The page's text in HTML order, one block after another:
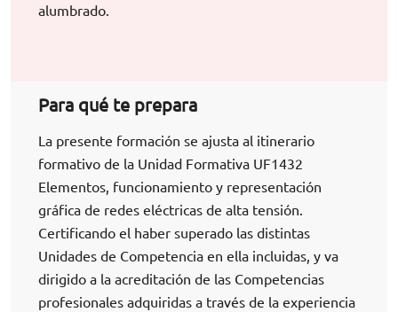
alumbrado.
Para qué te prepara
La presente formación se ajusta al itinerario
formativo de la Unidad Formativa UF1432
Elementos, funcionamiento y representación
gráfica de redes eléctricas de alta tensión.
Certificando el haber superado las distintas
Unidades de Competencia en ella incluidas, y va
dirigido a la acreditación de las Competencias
profesionales adquiridas a través de la experiencia